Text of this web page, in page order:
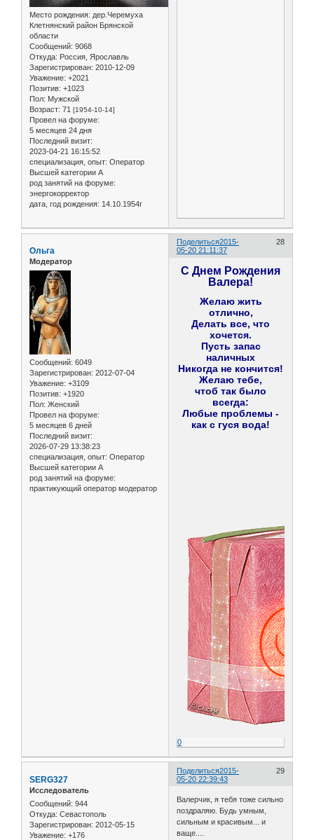
Место рождения: дер.Черемуха
Клетнянский район Брянской
области
Сообщений: 9068
Откуда: Россия, Ярославль
Зарегистрирован: 2010-12-09
Уважение: +2021
Позитив: +1023
Пол: Мужской
Возраст: 71 [1954-10-14]
Провел на форуме:
5 месяцев 24 дня
Последний визит:
2023-04-21 16:15:52
специализация, опыт: Оператор
Высшей категории А
род занятий на форуме:
энергокорректор
дата, год рождения: 14.10.1954г
Поделиться 28
2015-
05-20 21:11:37
Ольга
Модератор
Сообщений: 6049
Зарегистрирован: 2012-07-04
Уважение: +3109
Позитив: +1920
Пол: Женский
Провел на форуме:
5 месяцев 6 дней
Последний визит:
2026-07-29 13:38:23
специализация, опыт: Оператор
Высшей категории А
род занятий на форуме:
практикующий оператор модератор
С Днем Рождения
Валера!
Желаю жить
отлично,
Делать все, что
хочется.
Пусть запас
наличных
Никогда не кончится!
Желаю тебе,
чтоб так было
всегда:
Любые проблемы -
как с гуся вода!
0
Поделиться 29
2015-
05-20 22:39:43
SERG327
Исследователь
Сообщений: 944
Откуда: Севастополь
Зарегистрирован: 2012-05-15
Уважение: +176
Валерчик, я тебя тоже сильно
поздраляю. Будь умным,
сильным и красивым... и
ваще....